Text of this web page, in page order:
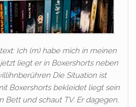
Ich (m) habe mich in meinen
liegt er in Boxershorts neben
Die Situation ist
Boxershorts bekleidet liegt sein
Bett und schaut TV. Er dagegen,